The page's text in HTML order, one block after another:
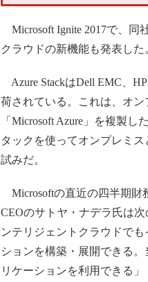
Microsoft Ignite 2017で、同
クラウドの新機能も発表した
Azure StackはDell EMC、
荷されている。これは、オン
「Microsoft Azure」を複製し
タックを使ってオンプレミス
試みだ。
Microsoftの直近の四半期財
CEOのサトヤ・ナデラ氏は
ンテリジェントクラウドで
ションを構築・展開できる
リケーションを利用できる」